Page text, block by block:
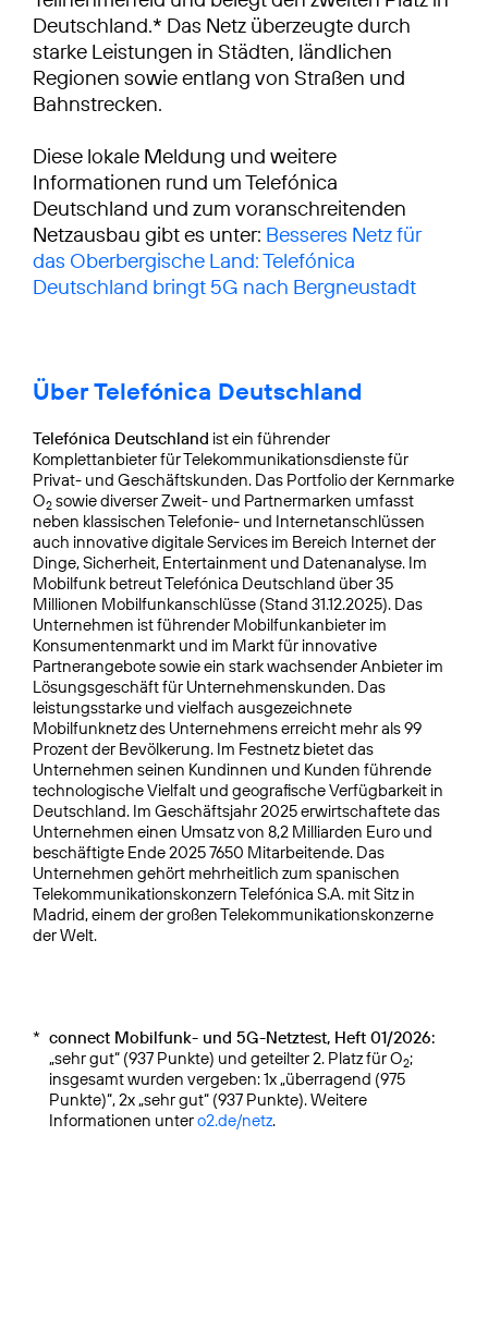
Deutschland.* Das Netz überzeugte durch
starke Leistungen in Städten, ländlichen
Regionen sowie entlang von Straßen und
Bahnstrecken.
Diese lokale Meldung und weitere
Informationen rund um Telefónica
Deutschland und zum voranschreitenden
Netzausbau gibt es unter: Besseres Netz für
das Oberbergische Land: Telefónica
Deutschland bringt 5G nach Bergneustadt
Über Telefónica Deutschland
Telefónica Deutschland ist ein führender
Komplettanbieter für Telekommunikationsdienste für
Privat- und Geschäftskunden. Das Portfolio der Kernmarke
O2 sowie diverser Zweit- und Partnermarken umfasst
neben klassischen Telefonie- und Internetanschlüssen
auch innovative digitale Services im Bereich Internet der
Dinge, Sicherheit, Entertainment und Datenanalyse. Im
Mobilfunk betreut Telefónica Deutschland über 35
Millionen Mobilfunkanschlüsse (Stand 31.12.2025). Das
Unternehmen ist führender Mobilfunkanbieter im
Konsumentenmarkt und im Markt für innovative
Partnerangebote sowie ein stark wachsender Anbieter im
Lösungsgeschäft für Unternehmenskunden. Das
leistungsstarke und vielfach ausgezeichnete
Mobilfunknetz des Unternehmens erreicht mehr als 99
Prozent der Bevölkerung. Im Festnetz bietet das
Unternehmen seinen Kundinnen und Kunden führende
technologische Vielfalt und geografische Verfügbarkeit in
Deutschland. Im Geschäftsjahr 2025 erwirtschaftete das
Unternehmen einen Umsatz von 8,2 Milliarden Euro und
beschäftigte Ende 2025 7650 Mitarbeitende. Das
Unternehmen gehört mehrheitlich zum spanischen
Telekommunikationskonzern Telefónica S.A. mit Sitz in
Madrid, einem der großen Telekommunikationskonzerne
der Welt.
* connect Mobilfunk- und 5G-Netztest, Heft 01/2026:
„sehr gut“ (937 Punkte) und geteilter 2. Platz für O2;
insgesamt wurden vergeben: 1x „überragend (975
Punkte)“, 2x „sehr gut“ (937 Punkte). Weitere
Informationen untero2.de/netz.